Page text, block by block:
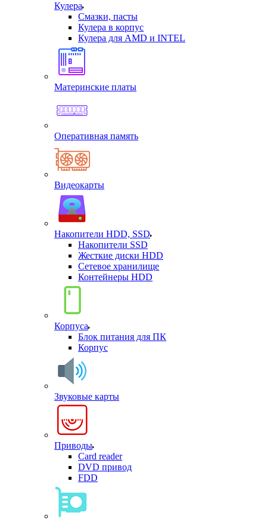
Кулера
Смазки, пасты
Кулера в корпус
Кулера для AMD и INTEL
Материнские платы
Оперативная память
Видеокарты
Накопители HDD, SSD
Накопители SSD
Жесткие диски HDD
Сетевое хранилище
Контейнеры HDD
Корпуса
Блок питания для ПК
Корпус
Звуковые карты
Приводы
Card reader
DVD привод
FDD